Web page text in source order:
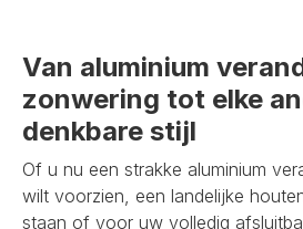
Van aluminium
zonwering tot elke
denkbare stijl
Of u nu een strakke aluminium
wilt voorzien, een landelijke
staan of voor uw volledig